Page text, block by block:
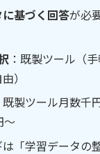
基づく回答が必
：既製ツール（
）
既製ツール月数千
〜
「学習データの